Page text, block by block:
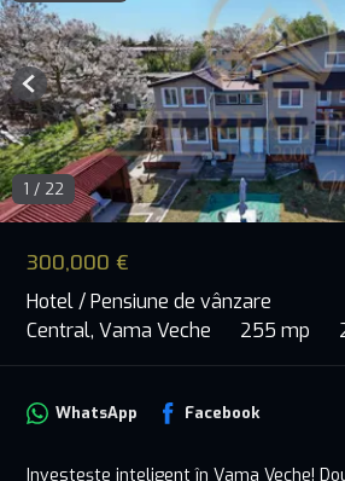
300,000 €
Hotel / Pensiune de vânzare
Central, Vama Veche
255 mp
1 / 22
Previous
WhatsApp Facebook
Investește inteligent în Vama Veche!